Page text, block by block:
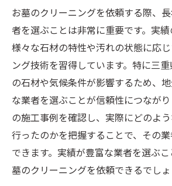
お墓のクリーニングを依頼する際、
者を選ぶことは非常に重要です。実績
様々な石材の特性や汚れの状態に応
ング技術を習得しています。特に三
の石材や気候条件が影響するため、
な業者を選ぶことが信頼性につなが
の施工事例を確認し、実際にどのよ
行ったのかを把握することで、その
できます。実績が豊富な業者を選ぶ
墓のクリーニングを依頼できるでしょ